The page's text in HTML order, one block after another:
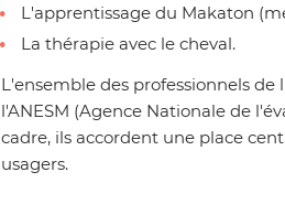
L'apprentissage du Makaton
La thérapie avec le cheval.
L'ensemble des professionnels
l'ANESM (Agence Nationale de
cadre, ils accordent une place
usagers.